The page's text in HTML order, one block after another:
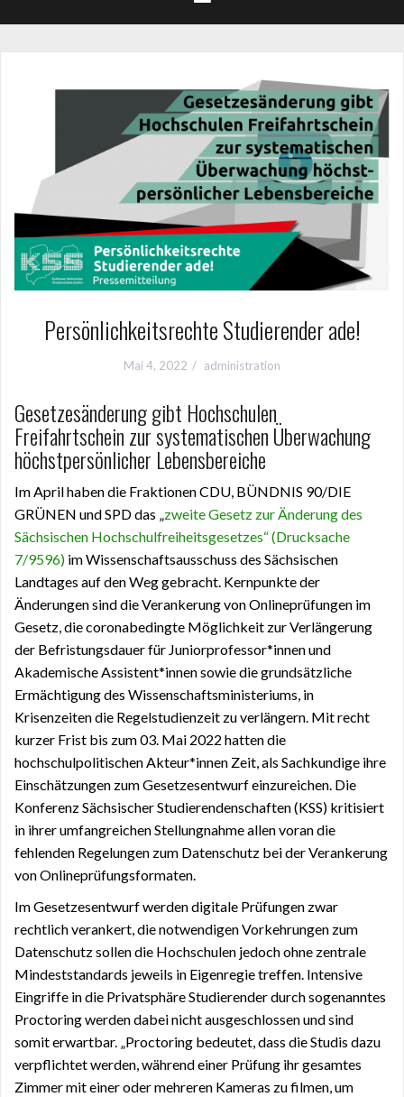
Persönlichkeitsrechte Studierender ade!
Mai 4, 2022 administration
Gesetzesänderung gibt Hochschulen
Freifahrtschein zur systematischen Überwachung
höchstpersönlicher Lebensbereiche
Im April haben die Fraktionen CDU, BÜNDNIS 90/DIE
GRÜNEN und SPD das „zweite Gesetz zur Änderung des
Sächsischen Hochschulfreiheitsgesetzes“ (Drucksache
7/9596) im Wissenschaftsausschuss des Sächsischen
Landtages auf den Weg gebracht. Kernpunkte der
Änderungen sind die Verankerung von Onlineprüfungen im
Gesetz, die coronabedingte Möglichkeit zur Verlängerung
der Befristungsdauer für Juniorprofessor*innen und
Akademische Assistent*innen sowie die grundsätzliche
Ermächtigung des Wissenschaftsministeriums, in
Krisenzeiten die Regelstudienzeit zu verlängern. Mit recht
kurzer Frist bis zum 03. Mai 2022 hatten die
hochschulpolitischen Akteur*innen Zeit, als Sachkundige ihre
Einschätzungen zum Gesetzesentwurf einzureichen. Die
Konferenz Sächsischer Studierendenschaften (KSS) kritisiert
in ihrer umfangreichen Stellungnahme allen voran die
fehlenden Regelungen zum Datenschutz bei der Verankerung
von Onlineprüfungsformaten.
Im Gesetzesentwurf werden digitale Prüfungen zwar
rechtlich verankert, die notwendigen Vorkehrungen zum
Datenschutz sollen die Hochschulen jedoch ohne zentrale
Mindeststandards jeweils in Eigenregie treffen. Intensive
Eingriffe in die Privatsphäre Studierender durch sogenanntes
Proctoring werden dabei nicht ausgeschlossen und sind
somit erwartbar. „Proctoring bedeutet, dass die Studis dazu
verpflichtet werden, während einer Prüfung ihr gesamtes
Zimmer mit einer oder mehreren Kameras zu filmen, um